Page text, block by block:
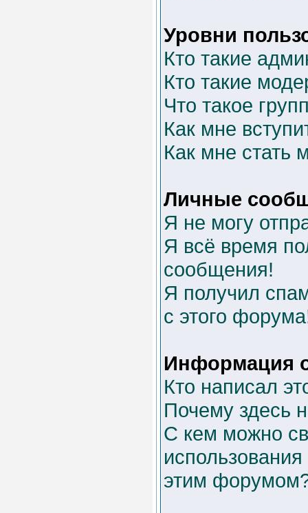
Уровни
Кто такие
Кто такие
Что такое
Как мне
Как мне стать
Личные
Я не могу
Я всё время
сообщения!
Я получил
с этого
Информация
Кто написал
Почему здесь
С кем можно
этим